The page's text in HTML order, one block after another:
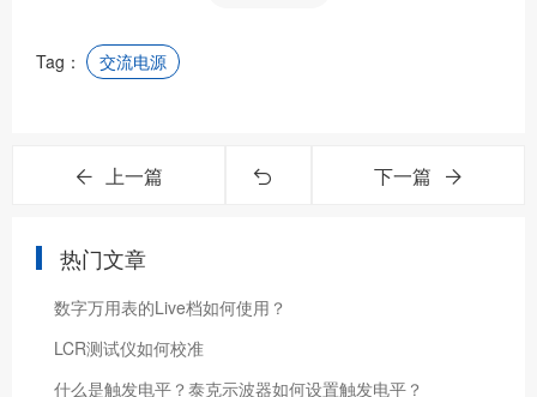
Tag： 交流电源
上一篇 下一篇
热门文章
数字万用表的Live档如何使用？
LCR测试仪如何校准
什么是触发电平？泰克示波器如何设置触发电平？